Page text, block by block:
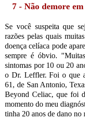
7 - Não demore
Se você suspeita que
razões pelas quais
doença celíaca pode
sempre é óbvio.
sintomas por 10 ou 20
o Dr. Leffler. Foi o que
61, de San Antonio,
Beyond Celiac, que foi
momento do meu
tinha 20 anos de dano